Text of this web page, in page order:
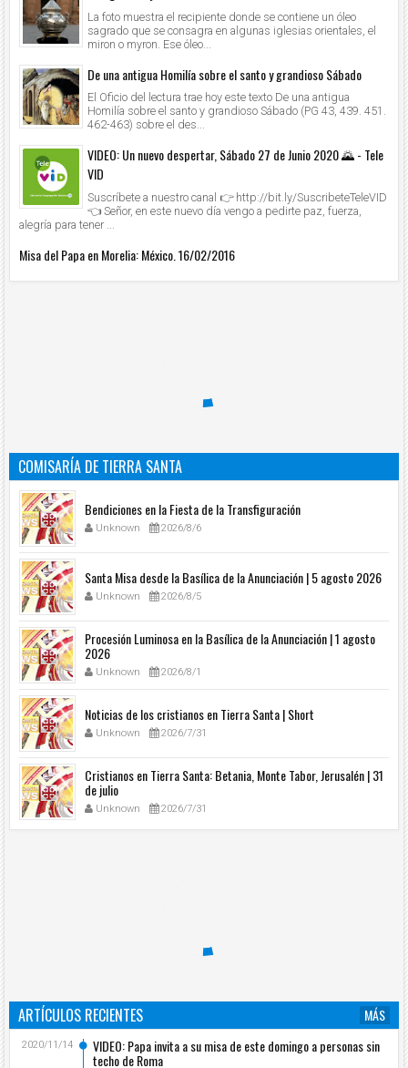
La foto muestra el recipiente donde se contiene un óleo
sagrado que se consagra en algunas iglesias orientales, el
miron o myron. Ese óleo...
De una antigua Homilía sobre el santo y grandioso Sábado
El Oficio del lectura trae hoy este texto De una antigua
Homilía sobre el santo y grandioso Sábado (PG 43, 439. 451.
462-463) sobre el des...
VIDEO: Un nuevo despertar, Sábado 27 de Junio 2020 🌄 - Tele
VID
Suscríbete a nuestro canal 👉 http://bit.ly/SuscribeteTeleVID
👈 Señor, en este nuevo día vengo a pedirte paz, fuerza,
alegría para tener ...
Misa del Papa en Morelia: México. 16/02/2016
COMISARÍA DE TIERRA SANTA
Bendiciones en la Fiesta de la Transfiguración
Unknown 2026/8/6
Santa Misa desde la Basílica de la Anunciación | 5 agosto 2026
Unknown 2026/8/5
Procesión Luminosa en la Basílica de la Anunciación | 1 agosto
2026
Unknown 2026/8/1
Noticias de los cristianos en Tierra Santa | Short
Unknown 2026/7/31
Cristianos en Tierra Santa: Betania, Monte Tabor, Jerusalén | 31
de julio
Unknown 2026/7/31
ARTÍCULOS RECIENTES
MÁS
VIDEO: Papa invita a su misa de este domingo a personas sin
techo de Roma
2020/11/14